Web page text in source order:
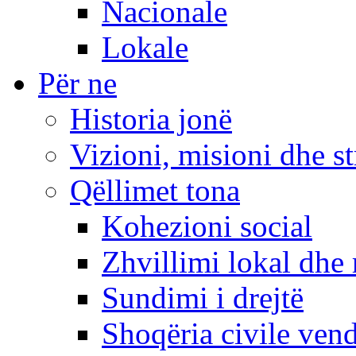
Nacionale
Lokale
Për ne
Historia jonë
Vizioni, misioni dhe
Qëllimet tona
Kohezioni social
Zhvillimi lokal dhe
Sundimi i drejtë
Shoqëria civile